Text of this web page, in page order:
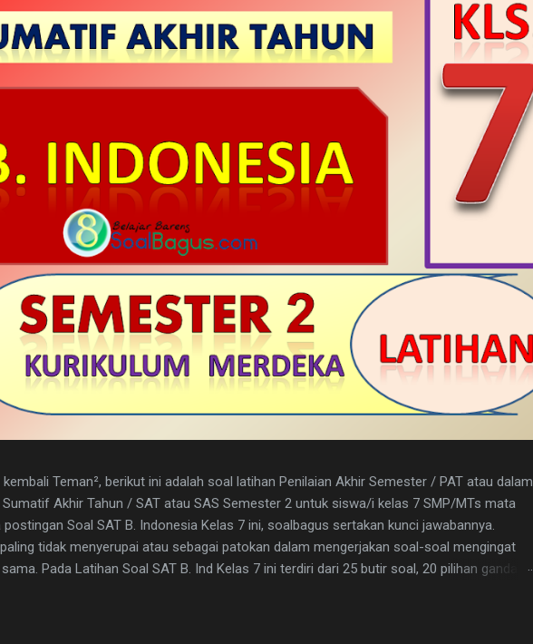
Teman², berikut ini adalah soal latihan Penilaian Akhir Semester / PAT atau dalam
Akhir Tahun / SAT atau SAS Semester 2 untuk siswa/i kelas 7 SMP/MTs mata
Soal SAT B. Indonesia Kelas 7 ini, soalbagus sertakan kunci jawabannya.
tidak menyerupai atau sebagai patokan dalam mengerjakan soal-soal mengingat
Pada Latihan Soal SAT B. Ind Kelas 7 ini terdiri dari 25 butir soal, 20 pilihan ganda
2. A 3. C 4. B 5. B 6. B 7. C 8. A 9. D 10. C 11. B 12. D 13. A 14. C 15. A 16. C 17. B 18. B 19.
Berita, dan Isi Berita 2. Judul buku, nama pembuat buku dan logo penerbit 3. a.